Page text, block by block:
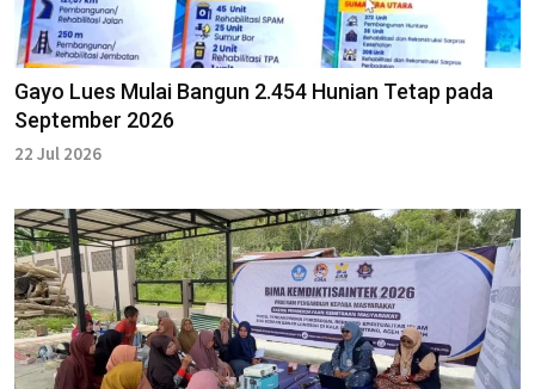
Gayo Lues Mulai Bangun 2.454 Hunian Tetap pada
September 2026
22 Jul 2026